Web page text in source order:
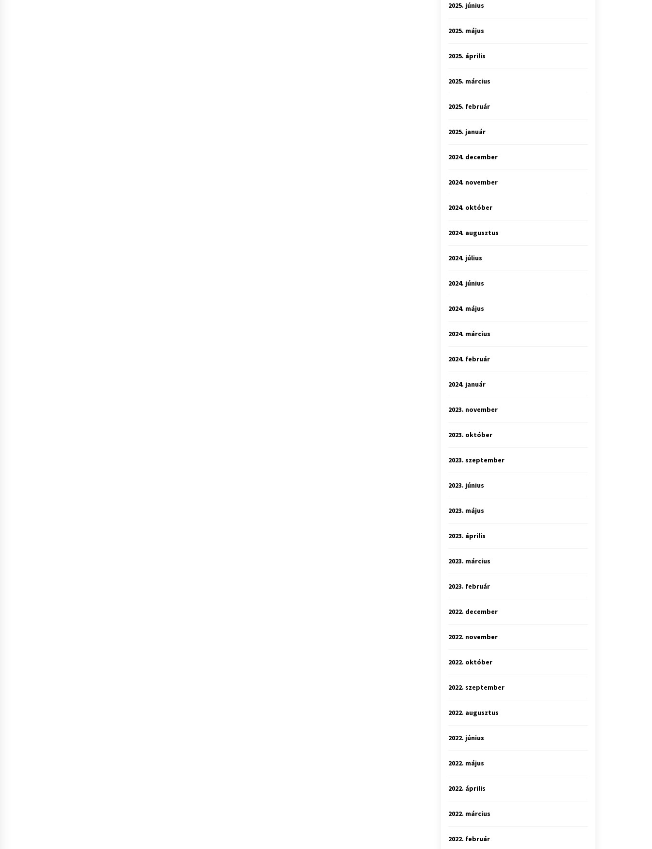
2025. június
2025. május
2025. április
2025. március
2025. február
2025. január
2024. december
2024. november
2024. október
2024. augusztus
2024. július
2024. június
2024. május
2024. március
2024. február
2024. január
2023. november
2023. október
2023. szeptember
2023. június
2023. május
2023. április
2023. március
2023. február
2022. december
2022. november
2022. október
2022. szeptember
2022. augusztus
2022. június
2022. május
2022. április
2022. március
2022. február